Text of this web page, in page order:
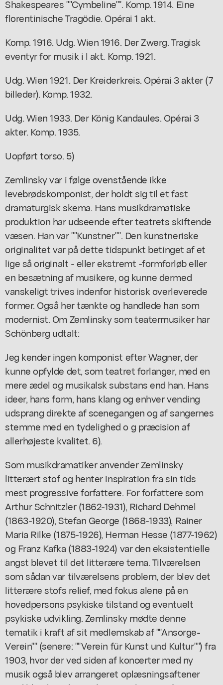
Shakespeares ""Cymbeline"". Komp. 1914. Eine
florentinische Tragödie. Opérai 1 akt.
Komp. 1916. Udg. Wien 1916. Der Zwerg. Tragisk
eventyr for musik i l akt. Komp. 1921.
Udg. Wien 1921. Der Kreiderkreis. Opérai 3 akter (7
billeder). Komp. 1932.
Udg. Wien 1933. Der König Kandaules. Opérai 3
akter. Komp. 1935.
Uopført torso. 5)
Zemlinsky var i følge ovenstående ikke
levebrødskomponist, der holdt sig til et fast
dramaturgisk skema. Hans musikdramatiske
produktion har udseende efter teatrets skiftende
væsen. Han var ""Kunstner"". Den kunstneriske
originalitet var på dette tidspunkt betinget af et
lige så originalt - eller ekstremt -formforløb eller
en besætning af musikere, og kunne dermed
vanskeligt trives indenfor historisk overleverede
former. Også her tænkte og handlede han som
modernist. Om Zemlinsky som teatermusiker har
Schönberg udtalt:
Jeg kender ingen komponist efter Wagner, der
kunne opfylde det, som teatret forlanger, med en
mere ædel og musikalsk substans end han. Hans
ideer, hans form, hans klang og enhver vending
udsprang direkte af scenegangen og af sangernes
stemme med en tydelighed o g præcision af
allerhøjeste kvalitet. 6).
Som musikdramatiker anvender Zemlinsky
litterært stof og henter inspiration fra sin tids
mest progressive forfattere. For forfattere som
Arthur Schnitzler (1862-1931), Richard Dehmel
(1863-1920), Stefan George (1868-1933), Rainer
Maria Rilke (1875-1926), Herman Hesse (1877-1962)
og Franz Kafka (1883-1924) var den eksistentielle
angst blevet til det litterære tema. Tilværelsen
som sådan var tilværelsens problem, der blev det
litterære stofs relief, med fokus alene på en
hovedpersons psykiske tilstand og eventuelt
psykiske udvikling. Zemlinsky mødte denne
tematik i kraft af sit medlemskab af ""Ansorge-
Verein"" (senere: ""Verein für Kunst und Kultur"") fra
1903, hvor der ved siden af koncerter med ny
musik også blev arrangeret oplæsningsaftener